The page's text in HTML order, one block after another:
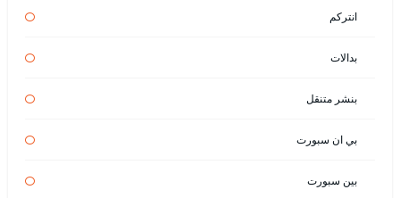
انتركم
بدالات
بنشر متنقل
بي ان سبورت
بين سبورت